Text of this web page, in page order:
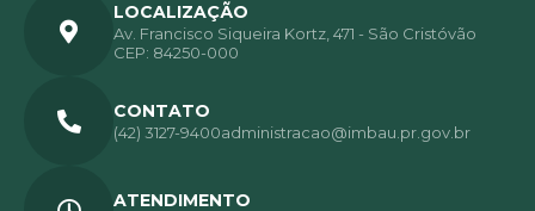
LOCALIZAÇÃO
Av. Francisco Siqueira Kortz, 471 - São Cristóvão
CEP: 84250-000
CONTATO
(42) 3127-9400administracao@imbau.pr.gov.br
ATENDIMENTO